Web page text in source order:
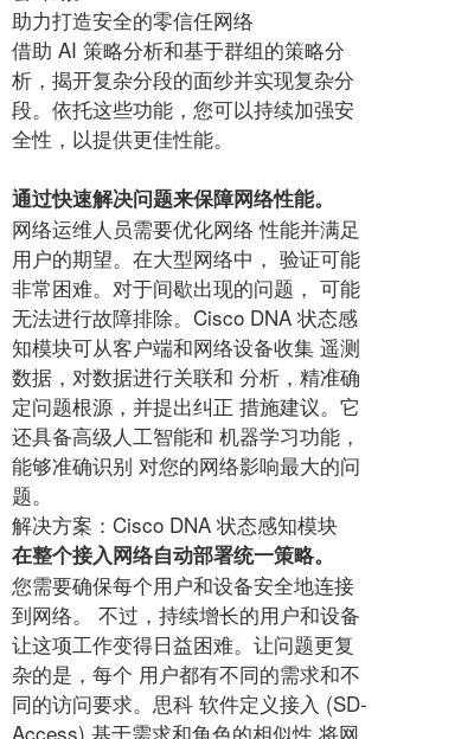
助力打造安全的零信任网络
借助 AI 策略分析和基于群组的策略分
析，揭开复杂分段的面纱并实现复杂分
段。依托这些功能，您可以持续加强安
全性，以提供更佳性能。
通过快速解决问题来保障网络性能。
网络运维人员需要优化网络 性能并满足
用户的期望。在大型网络中， 验证可能
非常困难。对于间歇出现的问题， 可能
无法进行故障排除。Cisco DNA 状态感
知模块可从客户端和网络设备收集 遥测
数据，对数据进行关联和 分析，精准确
定问题根源，并提出纠正 措施建议。它
还具备高级人工智能和 机器学习功能，
能够准确识别 对您的网络影响最大的问
题。
解决方案：Cisco DNA 状态感知模块
在整个接入网络自动部署统一策略。
您需要确保每个用户和设备安全地连接
到网络。 不过，持续增长的用户和设备
让这项工作变得日益困难。让问题更复
杂的是，每个 用户都有不同的需求和不
同的访问要求。思科 软件定义接入 (SD-
Access) 基于需求和角色的相似性 将网